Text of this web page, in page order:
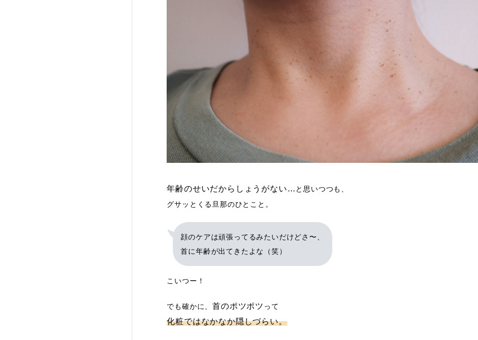
年齢のせいだからしょうがない… と思いつつも、
グサッとくる旦那のひとこと。
顔のケアは頑張ってるみたいだけどさ〜、
首に年齢が出てきたよな（笑）
こいつー！
でも確かに、首のポツポツ って
化粧ではなかなか隠しづらい。